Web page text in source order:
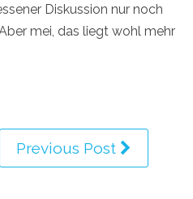
Diskussion nur noch
mei, das liegt wohl mehr
Previous Post